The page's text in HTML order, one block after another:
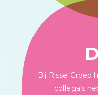
Bij Risse Groep
collega’s